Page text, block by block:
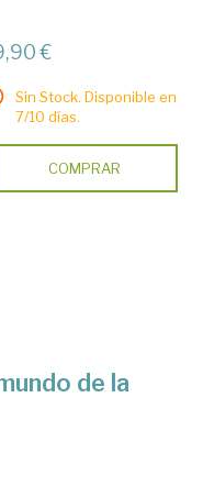
€
Sin Stock. Disponible en
7/10 días.
COMPRAR
de la